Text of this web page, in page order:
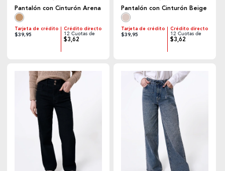
Pantalón con Cinturón Arena
Tarjeta de crédito
$39,95
Crédito directo
12 Cuotas de
$3,62
Pantalón con Cinturón Beige
Tarjeta de crédito
$39,95
Crédito directo
12 Cuotas de
$3,62